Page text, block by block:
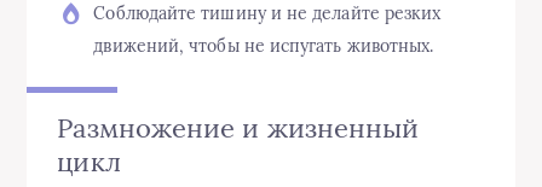
Соблюдайте тишину и не делайте резких
движений, чтобы не испугать животных.
Размножение и жизненный
цикл